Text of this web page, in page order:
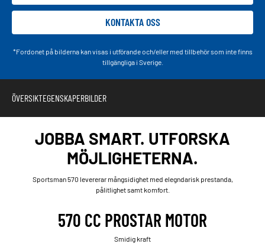
KONTAKTA OSS
*Fordonet på bilderna kan visas i utförande och/eller med tillbehör som inte finns
tillgängliga i Sverige.
ÖVERSIKTEGENSKAPERBILDER
JOBBA SMART. UTFORSKA
MÖJLIGHETERNA.
Sportsman 570 levererar mångsidighet med elegndarisk prestanda,
pålitlighet samt komfort.
570 CC PROSTAR MOTOR
Smidig kraft